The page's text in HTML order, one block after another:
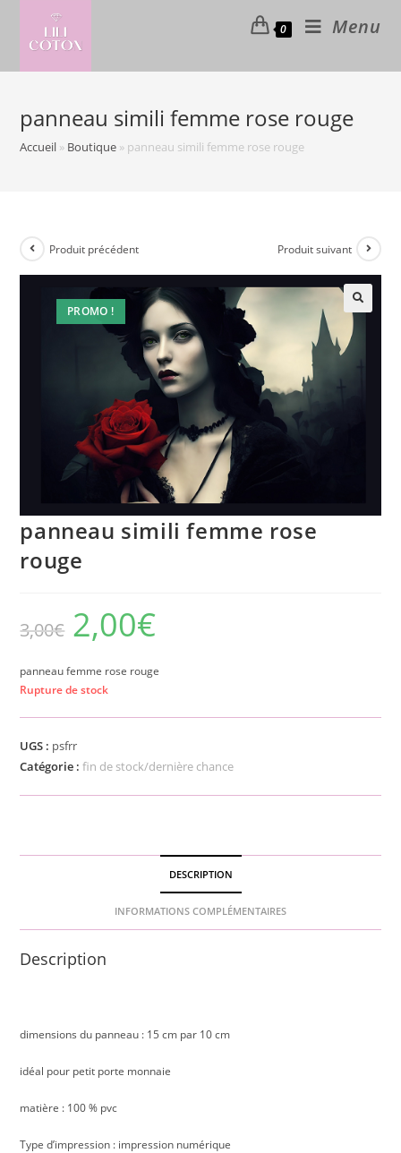
content
0 Menu
panneau simili femme rose rouge
Accueil » Boutique » panneau simili femme rose rouge
PROMO !
Produit précédent Produit suivant
🔍
panneau simili femme rose
rouge
3,00€ 2,00€
panneau femme rose rouge
Rupture de stock
UGS : psfrr
Catégorie :fin de stock/dernière chance
DESCRIPTION
INFORMATIONS COMPLÉMENTAIRES
Description
dimensions du panneau : 15 cm par 10 cm
idéal pour petit porte monnaie
matière : 100 % pvc
Type d’impression : impression numérique